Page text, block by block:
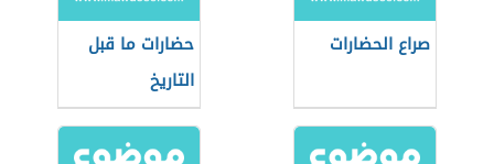
صراع الحضارات
حضارات ما قبل
التاريخ